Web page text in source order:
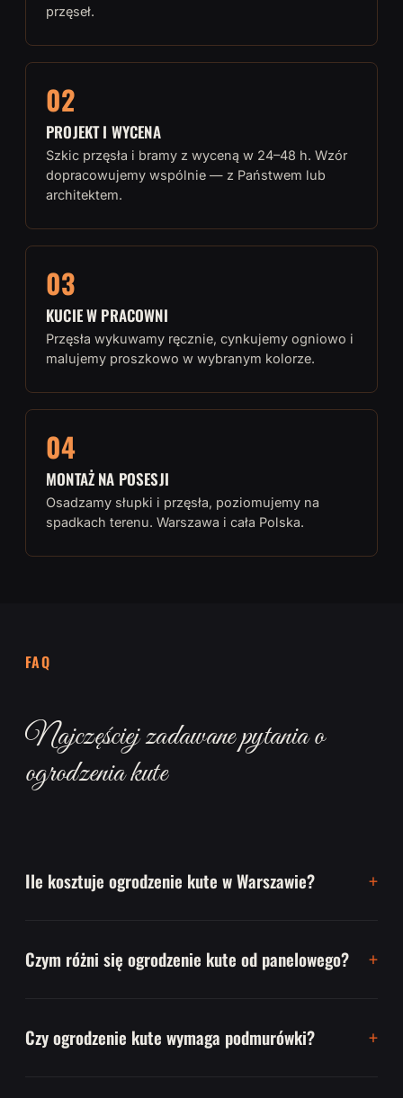
przęseł.
02
PROJEKT I WYCENA
Szkic przęsła i bramy z wyceną w 24–48 h. Wzór
dopracowujemy wspólnie — z Państwem lub
architektem.
03
KUCIE W PRACOWNI
Przęsła wykuwamy ręcznie, cynkujemy ogniowo i
malujemy proszkowo w wybranym kolorze.
04
MONTAŻ NA POSESJI
Osadzamy słupki i przęsła, poziomujemy na
spadkach terenu. Warszawa i cała Polska.
FAQ
Najczęściej zadawane pytania o
ogrodzenia kute
Ile kosztuje ogrodzenie kute w Warszawie?
Czym różni się ogrodzenie kute od panelowego?
Czy ogrodzenie kute wymaga podmurówki?